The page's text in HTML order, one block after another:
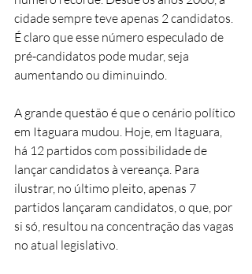
cidade sempre teve apenas 2 candidatos.
É claro que esse número especulado de
pré-candidatos pode mudar, seja
aumentando ou diminuindo.
A grande questão é que o cenário político
em Itaguara mudou. Hoje, em Itaguara,
há 12 partidos com possibilidade de
lançar candidatos à vereança. Para
ilustrar, no último pleito, apenas 7
partidos lançaram candidatos, o que, por
si só, resultou na concentração das vagas
no atual legislativo.